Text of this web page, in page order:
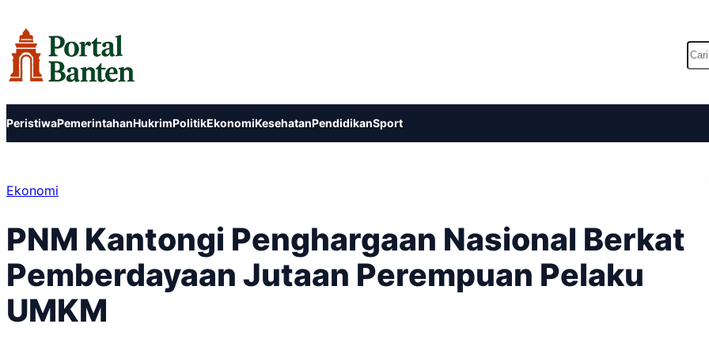
ke
konten
Cari
PeristiwaPemerintahanHukrimPolitikEkonomiKesehatanPendidikanSport
Ekonomi
PNM Kantongi Penghargaan Nasional Berkat
Pemberdayaan Jutaan Perempuan Pelaku
UMKM